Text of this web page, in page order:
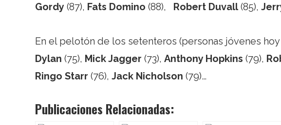
Gordy (87), Fats Domino (88), Robert Duvall (85),
En el pelotón de los setenteros (personas jóvenes
Dylan (75), Mick Jagger (73), Anthony Hopkins (79),
Ringo Starr (76), Jack Nicholson (79)…
Publicaciones Relacionadas: